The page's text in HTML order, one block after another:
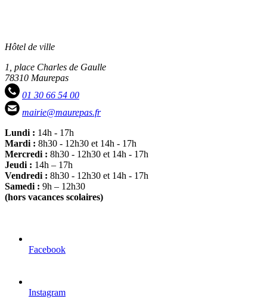
Hôtel de ville
1, place Charles de Gaulle
78310 Maurepas
01 30 66 54 00
mairie@maurepas.fr
Lundi : 14h - 17h
Mardi : 8h30 - 12h30 et 14h - 17h
Mercredi : 8h30 - 12h30 et 14h - 17h
Jeudi : 14h – 17h
Vendredi : 8h30 - 12h30 et 14h - 17h
Samedi : 9h – 12h30
(hors vacances scolaires)
Facebook
Instagram